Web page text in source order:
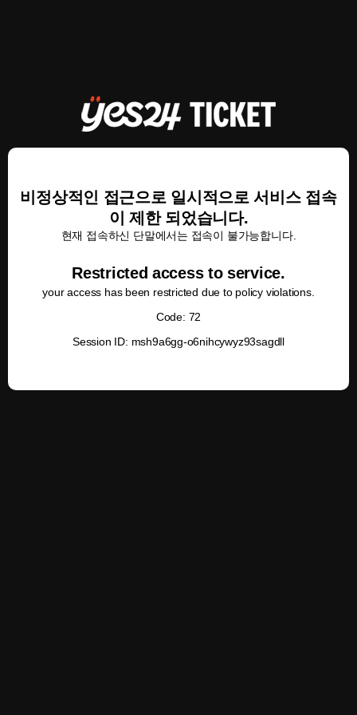
비정상적인 접근으로 일시적으로 서비스 접속
이 제한 되었습니다.
현재 접속하신 단말에서는 접속이 불가능합니다.
Restricted access to service.
your access has been restricted due to policy violations.
Code: 72
Session ID: msh9a6gg-o6nihcywyz93sagdll